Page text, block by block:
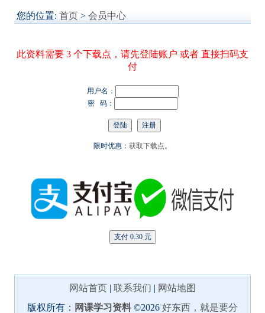
您的位置: 首页 > 会员中心
此资料需要 3 个下载点，请先登陆账户 或者 直接扫码支
付
用户名：
密 码：
限时优惠： 获取下载点。
网站首页 | 联系我们 | 网站地图
版权所有： 网课学习资料©2026 好东西，就是要分